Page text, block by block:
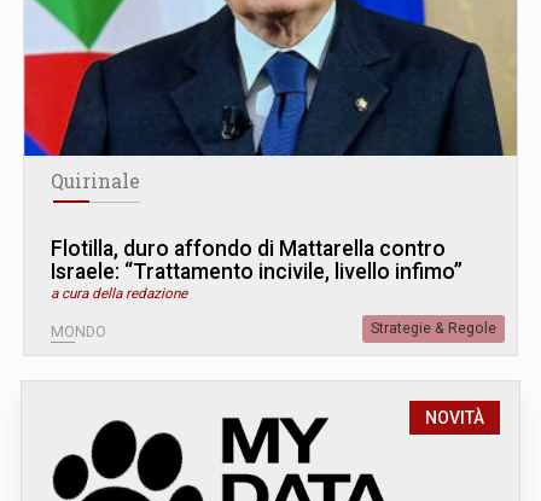
Quirinale
Flotilla, duro affondo di Mattarella contro
Israele: “Trattamento incivile, livello infimo”
a cura della redazione
MONDO Strategie & Regole
NOVITÀ